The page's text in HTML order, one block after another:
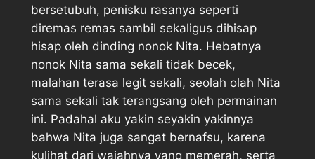
bersetubuh, penisku rasanya seperti
diremas remas sambil sekaligus dihisap
hisap oleh dinding nonok Nita. Hebatnya
nonok Nita sama sekali tidak becek,
malahan terasa legit sekali, seolah olah Nita
sama sekali tak terangsang oleh permainan
ini. Padahal aku yakin seyakin yakinnya
bahwa Nita juga sangat bernafsu, karena
kulihat dari wajahnya yang memerah, serta